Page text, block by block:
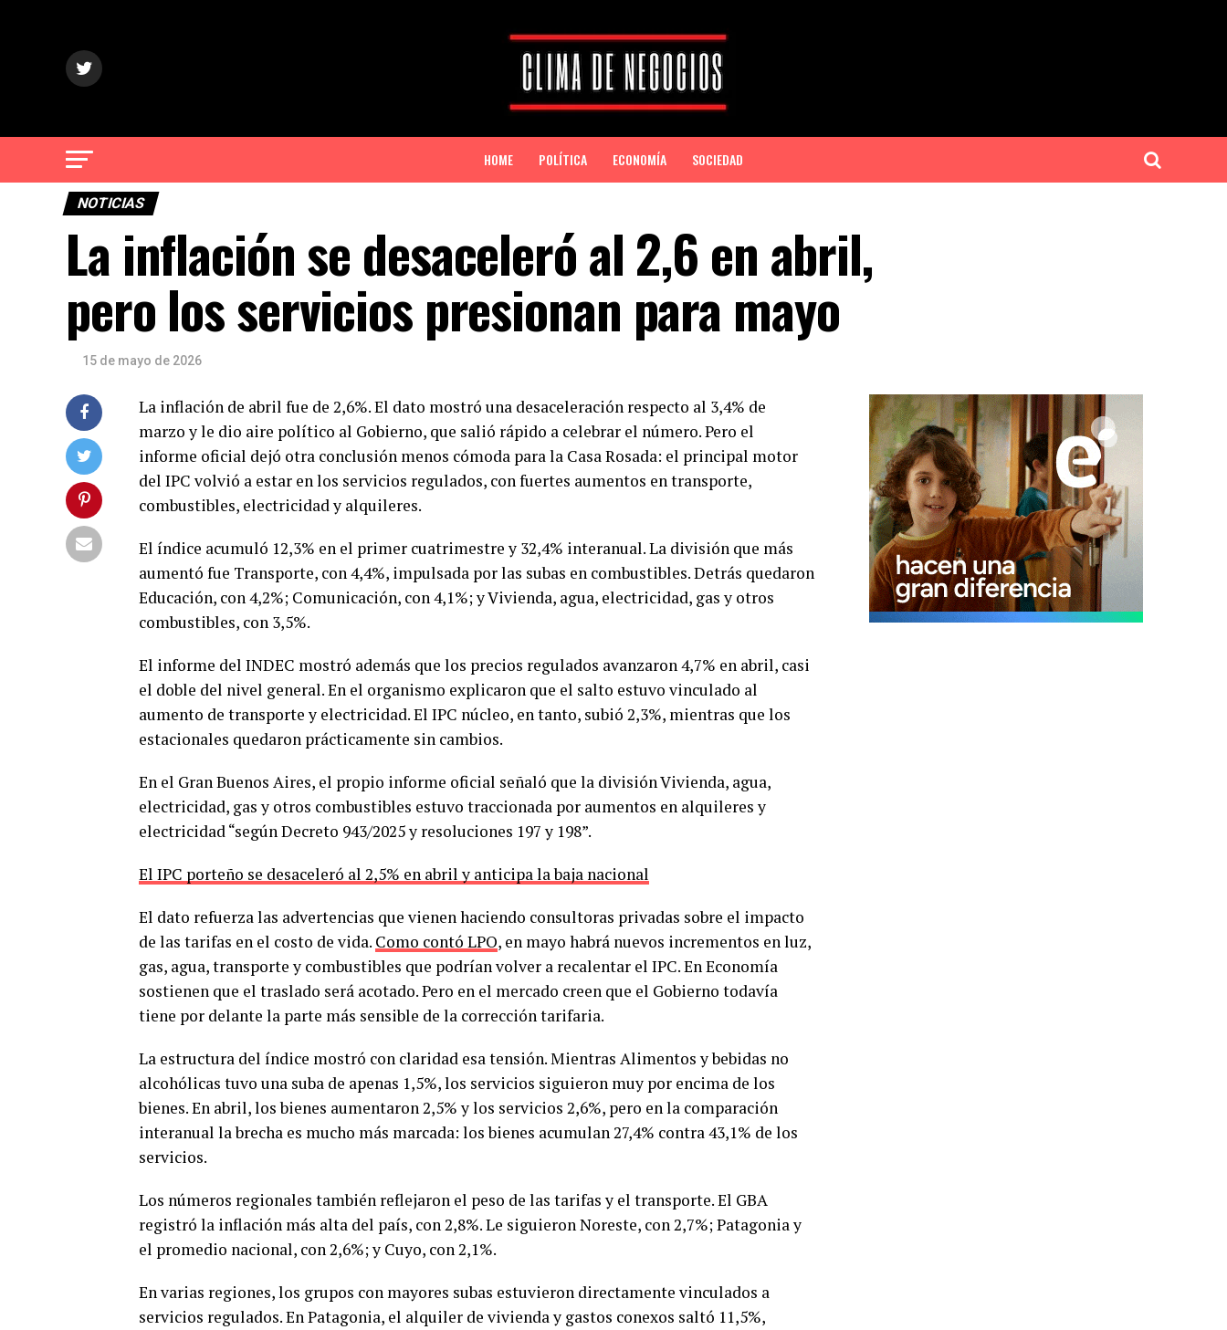
HOME POLÍTICA ECONOMÍA SOCIEDAD
NOTICIAS
La inflación se desaceleró al 2,6 en abril,
pero los servicios presionan para mayo
15 de mayo de 2026
La inflación de abril fue de 2,6%. El dato mostró una desaceleración respecto al 3,4% de
marzo y le dio aire político al Gobierno, que salió rápido a celebrar el número. Pero el
informe oficial dejó otra conclusión menos cómoda para la Casa Rosada: el principal motor
del IPC volvió a estar en los servicios regulados, con fuertes aumentos en transporte,
combustibles, electricidad y alquileres.
El índice acumuló 12,3% en el primer cuatrimestre y 32,4% interanual. La división que más
aumentó fue Transporte, con 4,4%, impulsada por las subas en combustibles. Detrás quedaron
Educación, con 4,2%; Comunicación, con 4,1%; y Vivienda, agua, electricidad, gas y otros
combustibles, con 3,5%.
El informe del INDEC mostró además que los precios regulados avanzaron 4,7% en abril, casi
el doble del nivel general. En el organismo explicaron que el salto estuvo vinculado al
aumento de transporte y electricidad. El IPC núcleo, en tanto, subió 2,3%, mientras que los
estacionales quedaron prácticamente sin cambios.
En el Gran Buenos Aires, el propio informe oficial señaló que la división Vivienda, agua,
electricidad, gas y otros combustibles estuvo traccionada por aumentos en alquileres y
electricidad “según Decreto 943/2025 y resoluciones 197 y 198”.
El IPC porteño se desaceleró al 2,5% en abril y anticipa la baja nacional
El dato refuerza las advertencias que vienen haciendo consultoras privadas sobre el impacto
de las tarifas en el costo de vida. Como contó LPO, en mayo habrá nuevos incrementos en luz,
gas, agua, transporte y combustibles que podrían volver a recalentar el IPC. En Economía
sostienen que el traslado será acotado. Pero en el mercado creen que el Gobierno todavía
tiene por delante la parte más sensible de la corrección tarifaria.
La estructura del índice mostró con claridad esa tensión. Mientras Alimentos y bebidas no
alcohólicas tuvo una suba de apenas 1,5%, los servicios siguieron muy por encima de los
bienes. En abril, los bienes aumentaron 2,5% y los servicios 2,6%, pero en la comparación
interanual la brecha es mucho más marcada: los bienes acumulan 27,4% contra 43,1% de los
servicios.
Los números regionales también reflejaron el peso de las tarifas y el transporte. El GBA
registró la inflación más alta del país, con 2,8%. Le siguieron Noreste, con 2,7%; Patagonia y
el promedio nacional, con 2,6%; y Cuyo, con 2,1%.
En varias regiones, los grupos con mayores subas estuvieron directamente vinculados a
servicios regulados. En Patagonia, el alquiler de vivienda y gastos conexos saltó 11,5%,